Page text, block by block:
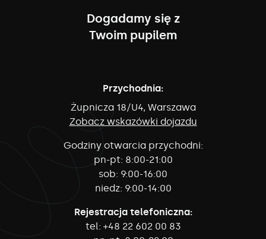
Dogadamy się z
Twoim pupilem
Przychodnia:
Żupnicza 18/U4, Warszawa
Zobacz wskazówki dojazdu
Godziny otwarcia przychodni:
pn-pt: 8:00-21:00
sob: 9:00-16:00
niedz: 9:00-14:00
Rejestracja telefoniczna:
tel: +48 22 602 00 83